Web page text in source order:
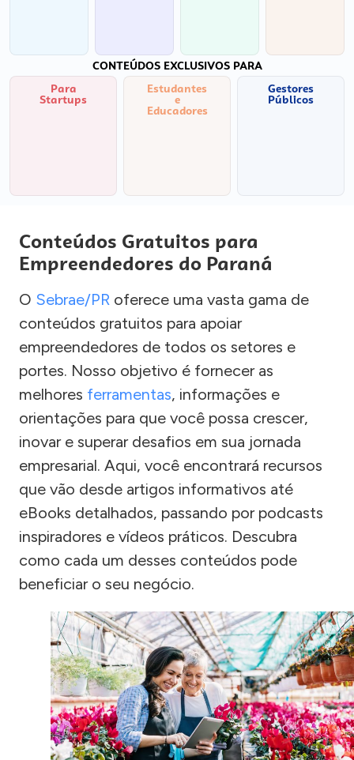
CONTEÚDOS EXCLUSIVOS PARA
Para
Startups
Estudantes
e
Educadores
Gestores
Públicos
Conteúdos Gratuitos para
Empreendedores do Paraná
O Sebrae/PR oferece uma vasta gama de
conteúdos gratuitos para apoiar
empreendedores de todos os setores e
portes. Nosso objetivo é fornecer as
melhores ferramentas, informações e
orientações para que você possa crescer,
inovar e superar desafios em sua jornada
empresarial. Aqui, você encontrará recursos
que vão desde artigos informativos até
eBooks detalhados, passando por podcasts
inspiradores e vídeos práticos. Descubra
como cada um desses conteúdos pode
beneficiar o seu negócio.